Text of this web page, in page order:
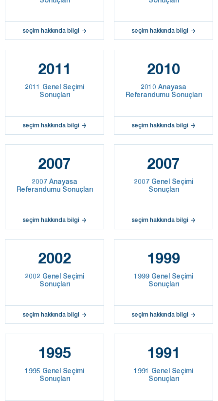
seçim hakkında bilgi seçim hakkında bilgi
2011
2011 Genel Seçimi
Sonuçları
seçim hakkında bilgi
2010
2010 Anayasa
Referandumu Sonuçları
seçim hakkında bilgi
2007
2007 Anayasa
Referandumu Sonuçları
seçim hakkında bilgi
2007
2007 Genel Seçimi
Sonuçları
seçim hakkında bilgi
2002
2002 Genel Seçimi
Sonuçları
seçim hakkında bilgi
1999
1999 Genel Seçimi
Sonuçları
seçim hakkında bilgi
1995
1995 Genel Seçimi
Sonuçları
1991
1991 Genel Seçimi
Sonuçları